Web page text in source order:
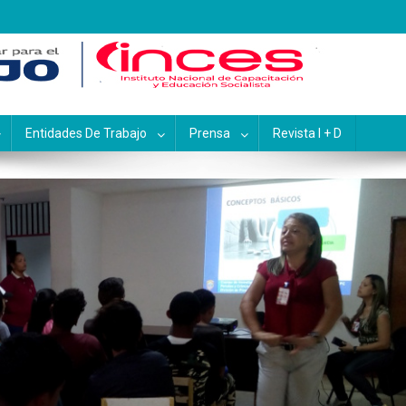
y Educación
Entidades De Trabajo Prensa Revista I + D